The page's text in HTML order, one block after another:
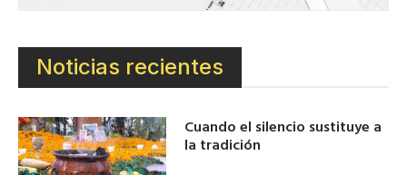
Noticias recientes
Cuando el silencio sustituye a
la tradición